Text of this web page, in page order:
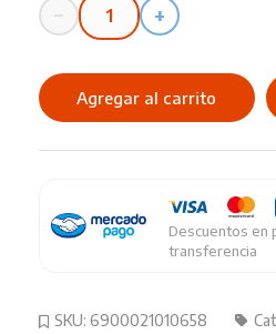
−
Mochila
CARDIN
Portanotebook
+
Agregar al carrito
SKU: 6900021010658
Descuentos en
transferencia